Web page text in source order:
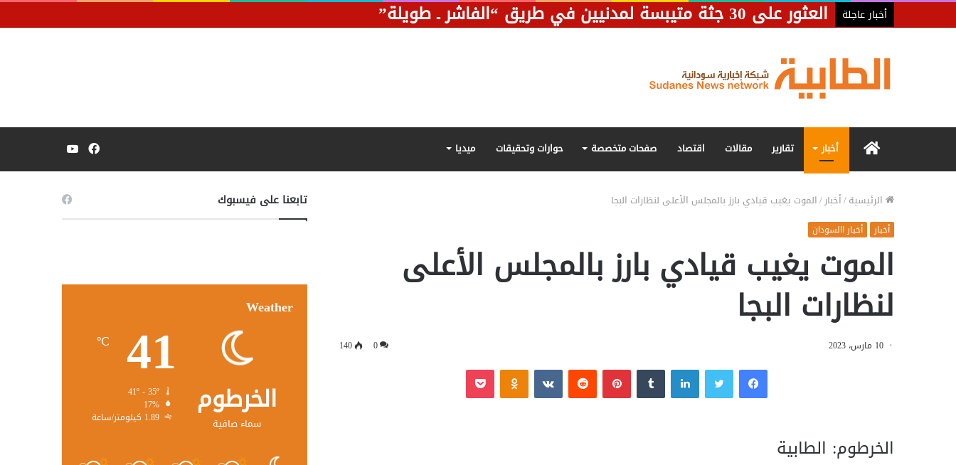
أخبار عاجلة العثور على 30 جثة متيبسة لمدنيين في طريق “الفاشر ـ طويلة”
الرئيسيةأخبار تقارير مقالات اقتصاد صفحات متخصصة حوارات وتحقيقات ميديا فيسبوك
الرئيسية/أخبار/الموت يغيب قيادي بارز بالمجلس الأعلى لنظارات البجا
أخبار أخبار االسودان
الموت يغيب قيادي بارز بالمجلس الأعلى
لنظارات البجا
10 مارس، 2023 0
140
فيسبوك لينكدإن بينتيريست
الخرطوم: الطابية
تابعنا على فيسبوك
Weather
الخرطوم
سماء صافية
41
℃
17%
1.89 كيلومتر/ساعة